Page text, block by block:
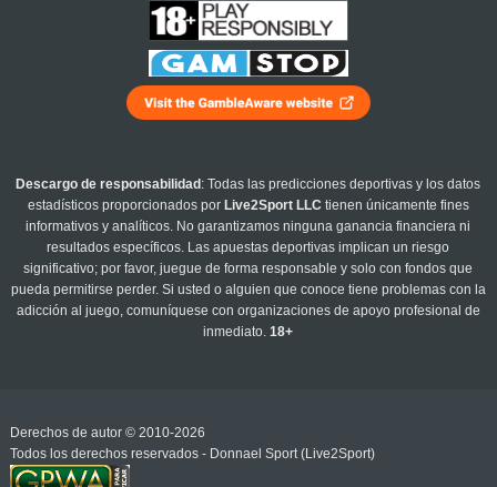
Descargo de responsabilidad : Todas las predicciones deportivas y los datos
estadísticos proporcionados por Live2Sport LLC tienen únicamente fines
informativos y analíticos. No garantizamos ninguna ganancia financiera ni
resultados específicos. Las apuestas deportivas implican un riesgo
significativo; por favor, juegue de forma responsable y solo con fondos que
pueda permitirse perder. Si usted o alguien que conoce tiene problemas con la
adicción al juego, comuníquese con organizaciones de apoyo profesional de
inmediato.18+
Derechos de autor © 2010-2026
Todos los derechos reservados - Donnael Sport (Live2Sport)